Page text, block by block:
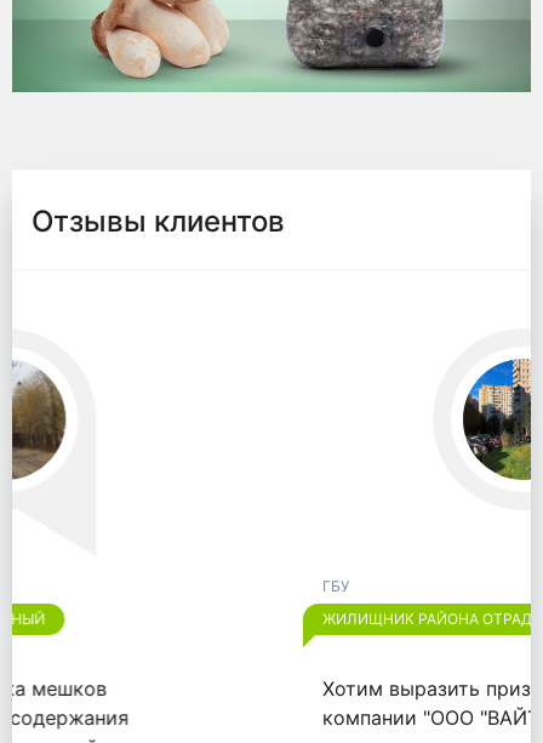
Отзывы клиентов
ЖИЛИЩНИК РАЙОНА ОТРАДНОЕ
Хотим выразить признательность
компании "ООО "ВАЙТПАК"" за